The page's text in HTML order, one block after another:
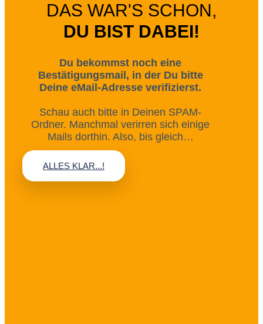
DAS WAR'S SCHON,
DU BIST DABEI!
Du bekommst noch eine
Bestätigungsmail, in der Du bitte
Deine eMail-Adresse verifizierst.
Schau auch bitte in Deinen SPAM-
Ordner. Manchmal verirren sich einige
Mails dorthin. Also, bis gleich…
ALLES KLAR...!